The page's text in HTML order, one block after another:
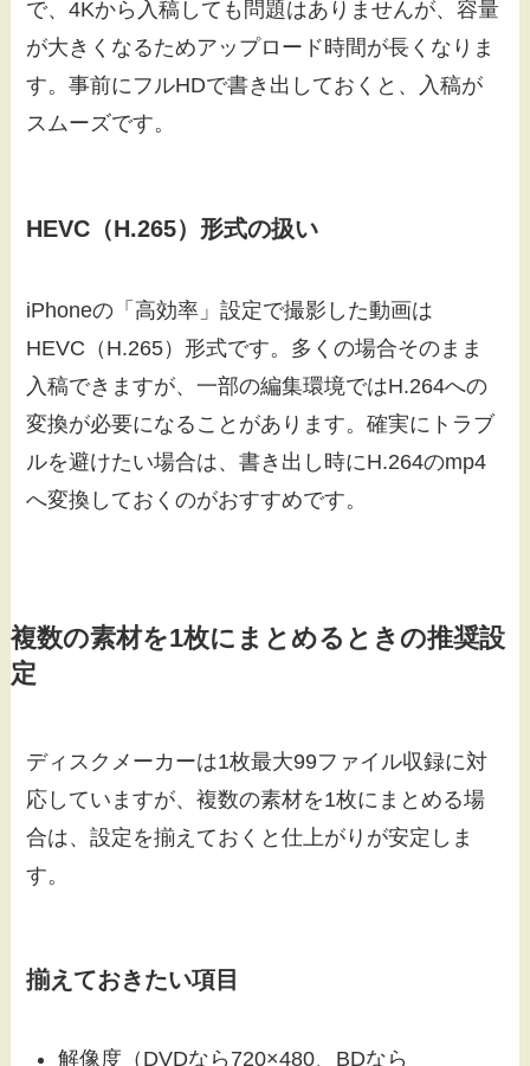
で、4Kから入稿しても問題はありませんが、容量
が大きくなるためアップロード時間が長くなりま
す。事前にフルHDで書き出しておくと、入稿が
スムーズです。
HEVC（H.265）形式の扱い
iPhoneの「高効率」設定で撮影した動画は
HEVC（H.265）形式です。多くの場合そのまま
入稿できますが、一部の編集環境ではH.264への
変換が必要になることがあります。確実にトラブ
ルを避けたい場合は、書き出し時にH.264のmp4
へ変換しておくのがおすすめです。
複数の素材を1枚にまとめるときの推奨設
定
ディスクメーカーは1枚最大99ファイル収録に対
応していますが、複数の素材を1枚にまとめる場
合は、設定を揃えておくと仕上がりが安定しま
す。
揃えておきたい項目
解像度（DVDなら720×480、BDなら